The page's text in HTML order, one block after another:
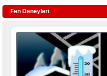
Fen Deneyleri